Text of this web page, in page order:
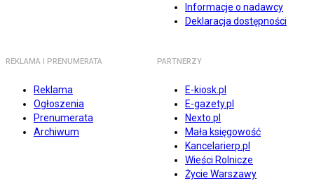
Informacje o nadawcy
Deklaracja dostępności
REKLAMA I PRENUMERATA
Reklama
Ogłoszenia
Prenumerata
Archiwum
PARTNERZY
E-kiosk.pl
E-gazety.pl
Nexto.pl
Mała księgowość
Kancelarierp.pl
Wieści Rolnicze
Życie Warszawy